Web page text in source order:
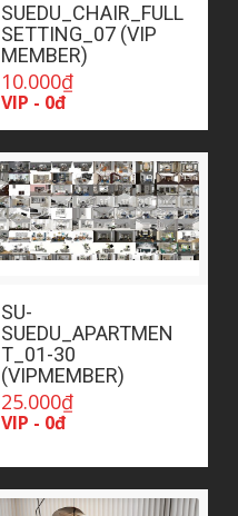
SUEDU_CHAIR_FULL
SETTING_07 (VIP
MEMBER)
10.000₫
VIP - 0đ
SU-
SUEDU_APARTMEN
T_01-30
(VIPMEMBER)
25.000₫
VIP - 0đ